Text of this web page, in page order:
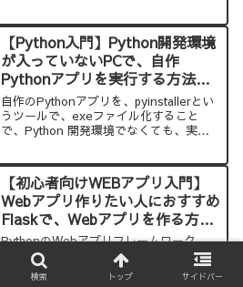
ンプルコードをコピー＆ペーストするだ
けで、簡単にアプリを作ることができま
す。
【Python入門】Python開発環境
が入っていないPCで、自作
Pythonアプリを実行する方法。
簡単にアプリを配布できます
自作のPythonアプリを、pyinstallerとい
うツールで、exeファイル化すること
で、Python 開発環境でなくても、実行
【初心者向けWEBアプリ入門】
Webアプリ作りたい人におすすめ
Flaskで、Webアプリを作る方法
（Raspberry Pi）
PythonのWebアプリフレームワーク、
Flaskで、Webアプリを作る方法を紹介
しています。この記事は、Raspberry Pi
検索 トップ サイドバー